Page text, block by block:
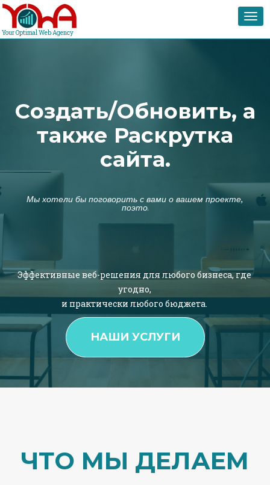
Your Optimal Web Agency
Cоздать/Обновить, а
также Раскрутка
сайта.
Мы хотели бы поговорить с вами о вашем проекте,
поэтому свяжитесь с нами и давайте
Эффективные веб-решения для любого бизнеса, где
угодно,
и практически любого бюджета.
НАШИ УСЛУГИ
ЧТО МЫ ДЕЛАЕМ